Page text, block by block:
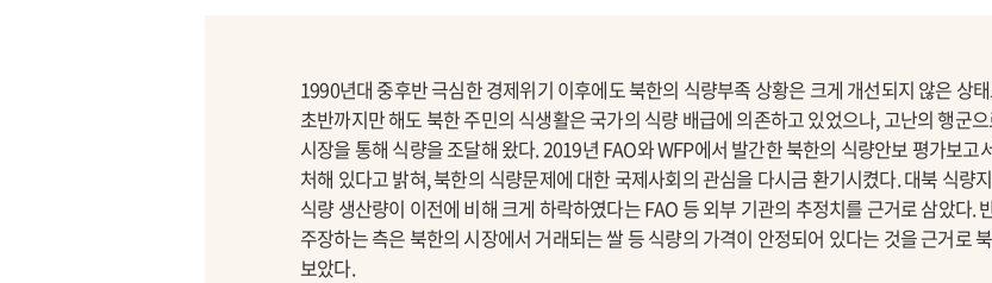
1990년대 중후반 극심한 경제위기 이후에도 북한의 식량부족 상황은 크게 개선되지 않은 상
초반까지만 해도 북한 주민의 식생활은 국가의 식량 배급에 의존하고 있었으나, 고난의 행군
시장을 통해 식량을 조달해 왔다. 2019년 FAO와 WFP에서 발간한 북한의 식량안보 평가보
처해 있다고 밝혀, 북한의 식량문제에 대한 국제사회의 관심을 다시금 환기시켰다. 대북 식량
식량 생산량이 이전에 비해 크게 하락하였다는 FAO 등 외부 기관의 추정치를 근거로 삼았다.
주장하는 측은 북한의 시장에서 거래되는 쌀 등 식량의 가격이 안정되어 있다는 것을 근거로
보았다.